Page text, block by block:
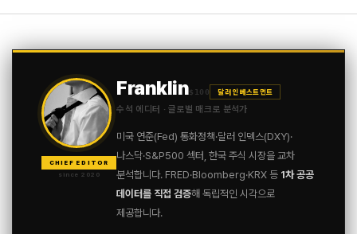
CHIEF EDITOR
since 2020
Franklin$100 달러 인베스트먼트
수석 에디터 · 글로벌 매크로 분석가
미국 연준(Fed) 통화정책·달러 인덱스(DXY)·
나스닥·S&P500 섹터, 한국 주식 시장을 교차
분석합니다. FRED·Bloomberg·KRX 등 1차 공공
데이터를 직접 검증해 독립적인 시각으로
제공합니다.